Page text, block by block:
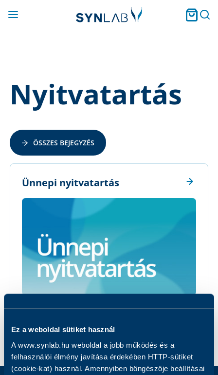
Ez a weboldal sütiket használ
A www.synlab.hu weboldal a jobb működés és a
felhasználói élmény javítása érdekében HTTP-sütiket
(cookie-kat) használ. Amennyiben böngészője beállításai
Nyitvatartás
ÖSSZES BEJEGYZÉS
Ünnepi nyitvatartás
2025.12.19. Hírek Nyitvatartás Ünnepek